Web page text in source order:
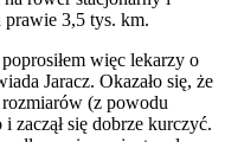
prawie 3,5 tys. km.
więc lekarzy o
Jaracz. Okazało się, że
(z powodu
zaczął się dobrze kurczyć.